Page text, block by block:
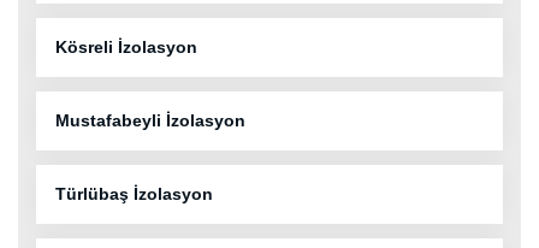
Kösreli İzolasyon
Mustafabeyli İzolasyon
Türlübaş İzolasyon